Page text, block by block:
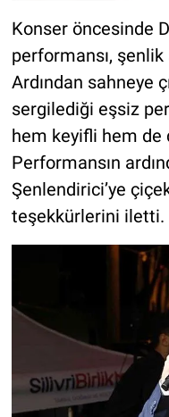
Konser öncesinde
performansı, şenlik
Ardından sahneye
sergilediği eşsiz
hem keyifli hem de
Performansın
Şenlendirici’ye
teşekkürlerini iletti.